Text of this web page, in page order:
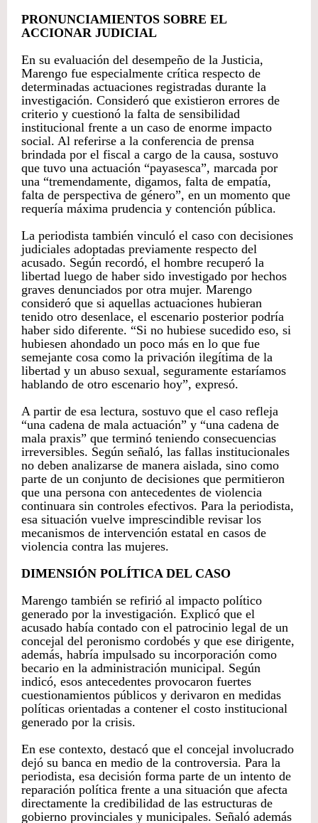
PRONUNCIAMIENTOS SOBRE EL
ACCIONAR JUDICIAL
En su evaluación del desempeño de la Justicia,
Marengo fue especialmente crítica respecto de
determinadas actuaciones registradas durante la
investigación. Consideró que existieron errores de
criterio y cuestionó la falta de sensibilidad
institucional frente a un caso de enorme impacto
social. Al referirse a la conferencia de prensa
brindada por el fiscal a cargo de la causa, sostuvo
que tuvo una actuación “payasesca”, marcada por
una “tremendamente, digamos, falta de empatía,
falta de perspectiva de género”, en un momento que
requería máxima prudencia y contención pública.
La periodista también vinculó el caso con decisiones
judiciales adoptadas previamente respecto del
acusado. Según recordó, el hombre recuperó la
libertad luego de haber sido investigado por hechos
graves denunciados por otra mujer. Marengo
consideró que si aquellas actuaciones hubieran
tenido otro desenlace, el escenario posterior podría
haber sido diferente. “Si no hubiese sucedido eso, si
hubiesen ahondado un poco más en lo que fue
semejante cosa como la privación ilegítima de la
libertad y un abuso sexual, seguramente estaríamos
hablando de otro escenario hoy”, expresó.
A partir de esa lectura, sostuvo que el caso refleja
“una cadena de mala actuación” y “una cadena de
mala praxis” que terminó teniendo consecuencias
irreversibles. Según señaló, las fallas institucionales
no deben analizarse de manera aislada, sino como
parte de un conjunto de decisiones que permitieron
que una persona con antecedentes de violencia
continuara sin controles efectivos. Para la periodista,
esa situación vuelve imprescindible revisar los
mecanismos de intervención estatal en casos de
violencia contra las mujeres.
DIMENSIÓN POLÍTICA DEL CASO
Marengo también se refirió al impacto político
generado por la investigación. Explicó que el
acusado había contado con el patrocinio legal de un
concejal del peronismo cordobés y que ese dirigente,
además, habría impulsado su incorporación como
becario en la administración municipal. Según
indicó, esos antecedentes provocaron fuertes
cuestionamientos públicos y derivaron en medidas
políticas orientadas a contener el costo institucional
generado por la crisis.
En ese contexto, destacó que el concejal involucrado
dejó su banca en medio de la controversia. Para la
periodista, esa decisión forma parte de un intento de
reparación política frente a una situación que afecta
directamente la credibilidad de las estructuras de
gobierno provinciales y municipales. Señaló además